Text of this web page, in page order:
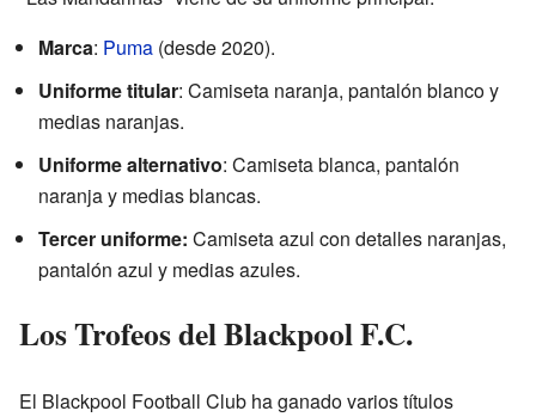
Marca: Puma (desde 2020).
Uniforme titular: Camiseta naranja, pantalón blanco y
medias naranjas.
Uniforme alternativo: Camiseta blanca, pantalón
naranja y medias blancas.
Tercer uniforme: Camiseta azul con detalles naranjas,
pantalón azul y medias azules.
Los Trofeos del Blackpool F.C.
El Blackpool Football Club ha ganado varios títulos